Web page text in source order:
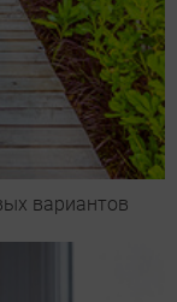
вариантов